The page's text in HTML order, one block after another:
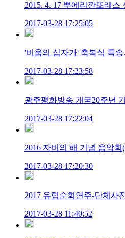
2015. 4. 17 뿌에리깐또레
2017-03-28 17:25:05
'비움의 십자가' 축복식 특송
2017-03-28 17:23:58
광주평화방송 개국20주년
2017-03-28 17:22:04
2016 자비의 해 기념 음악
2017-03-28 17:20:30
2017 유럽순회연주-단체사
2017-03-28 11:40:52